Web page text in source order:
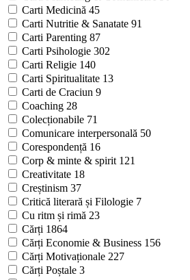
Carti Medicină 45
Carti Nutritie & Sanatate 91
Carti Parenting 87
Carti Psihologie 302
Carti Religie 140
Carti Spiritualitate 13
Carti de Craciun 9
Coaching 28
Colecționabile 71
Comunicare interpersonală 50
Corespondență 16
Corp & minte & spirit 121
Creativitate 18
Creștinism 37
Critică literară și Filologie 7
Cu ritm și rimă 23
Cărți 1864
Cărți Economie & Business 156
Cărți Motivaționale 227
Cărți Poștale 3